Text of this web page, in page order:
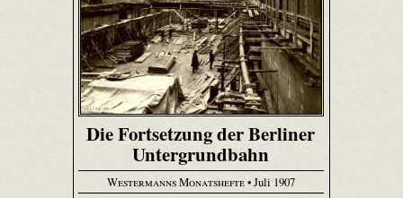
Die Fortsetzung der Berliner
Untergrundbahn
Westermanns Monatshefte• Juli 1907